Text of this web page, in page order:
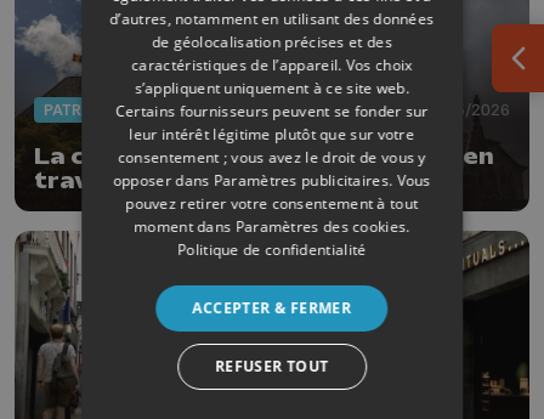
PATRIMOINE 08/05/2026
La collégiale Notre-Dame de Huy en
travaux pour un mois
d’autres, notamment en utilisant des données
de géolocalisation précises et des
caractéristiques de l’appareil. Vos choix
s’appliquent uniquement à ce site web.
Certains fournisseurs peuvent se fonder sur
leur intérêt légitime plutôt que sur votre
consentement ; vous avez le droit de vous y
opposer dans Paramètres publicitaires. Vous
pouvez retirer votre consentement à tout
moment dans Paramètres des cookies.
Politique de confidentialité
ACCEPTER & FERMER
REFUSER TOUT